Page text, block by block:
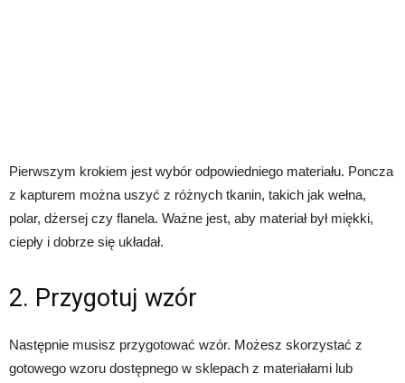
Pierwszym krokiem jest wybór odpowiedniego materiału. Poncza
z kapturem można uszyć z różnych tkanin, takich jak wełna,
polar, dżersej czy flanela. Ważne jest, aby materiał był miękki,
ciepły i dobrze się układał.
2. Przygotuj wzór
Następnie musisz przygotować wzór. Możesz skorzystać z
gotowego wzoru dostępnego w sklepach z materiałami lub